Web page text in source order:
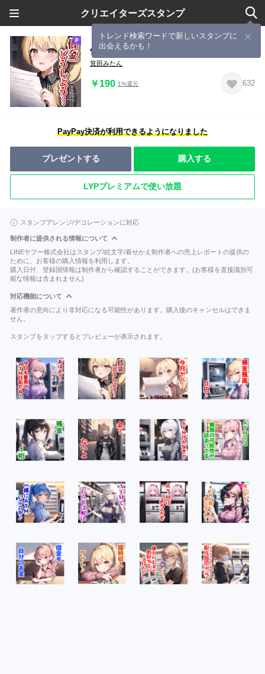
クリエイターズスタンプ
トレンド検索ワードで新しいスタンプに
出会えるかも！
借金美少女
箕田みたん
￥190 1%還元 632
PayPay決済が利用できるようになりました
プレゼントする 購入する
LYPプレミアムで使い放題
スタンプアレンジ/デコレーションに対応
制作者に提供される情報について
LINEヤフー株式会社はスタンプ/絵文字/着せかえ制作者への売上レポートの提供の
ために、お客様の購入情報を利用します。
購入日付、登録国情報は制作者から確認することができます。(お客様を直接識別可
能な情報は含まれません)
対応機能について
著作者の意向により非対応になる可能性があります。購入後のキャンセルはできま
せん。
スタンプをタップするとプレビューが表示されます。